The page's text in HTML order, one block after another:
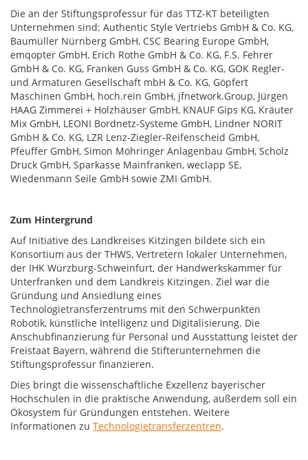
Die an der Stiftungsprofessur für das TTZ-KT beteiligten
Unternehmen sind: Authentic Style Vertriebs GmbH & Co. KG,
Baumüller Nürnberg GmbH, CSC Bearing Europe GmbH,
emqopter GmbH, Erich Rothe GmbH & Co. KG, F.S. Fehrer
GmbH & Co. KG, Franken Guss GmbH & Co. KG, GOK Regler-
und Armaturen Gesellschaft mbH & Co. KG, Göpfert
Maschinen GmbH, hoch.rein GmbH, jfnetwork.Group, Jürgen
HAAG Zimmerei + Holzhäuser GmbH, KNAUF Gips KG, Kräuter
Mix GmbH, LEONI Bordnetz-Systeme GmbH, Lindner NORIT
GmbH & Co. KG, LZR Lenz-Ziegler-Reifenscheid GmbH,
Pfeuffer GmbH, Simon Möhringer Anlagenbau GmbH, Scholz
Druck GmbH, Sparkasse Mainfranken, weclapp SE,
Wiedenmann Seile GmbH sowie ZMI GmbH.
Zum Hintergrund
Auf Initiative des Landkreises Kitzingen bildete sich ein
Konsortium aus der THWS, Vertretern lokaler Unternehmen,
der IHK Würzburg-Schweinfurt, der Handwerkskammer für
Unterfranken und dem Landkreis Kitzingen. Ziel war die
Gründung und Ansiedlung eines
Technologietransferzentrums mit den Schwerpunkten
Robotik, künstliche Intelligenz und Digitalisierung. Die
Anschubfinanzierung für Personal und Ausstattung leistet der
Freistaat Bayern, während die Stifterunternehmen die
Stiftungsprofessur finanzieren.
Dies bringt die wissenschaftliche Exzellenz bayerischer
Hochschulen in die praktische Anwendung, außerdem soll ein
Ökosystem für Gründungen entstehen. Weitere
Informationen zu Technologietransferzentren.